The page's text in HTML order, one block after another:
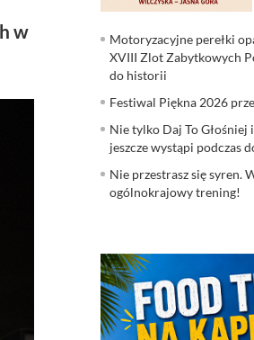
w
Motoryzacyjne perełki
XVIII Zlot Zabytkowych
do historii
Festiwal Piękna 2026
Nie tylko Daj To Głośniej
jeszcze wystąpi podczas
Nie przestrasz się syren.
ogólnokrajowy trening!